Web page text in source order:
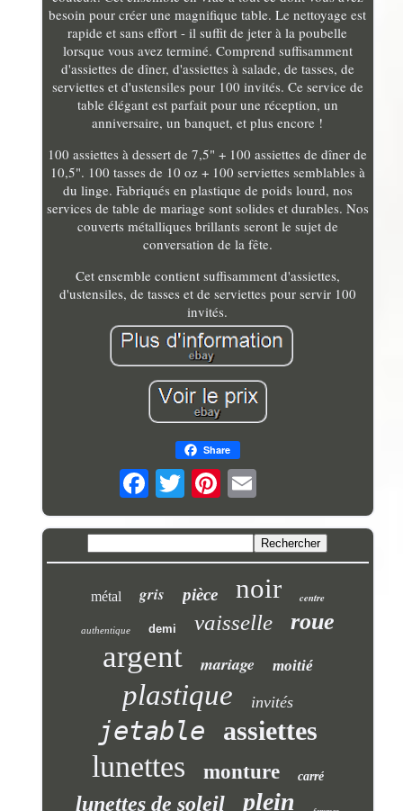
besoin pour créer une magnifique table. Le nettoyage est
rapide et sans effort - il suffit de jeter à la poubelle
lorsque vous avez terminé. Comprend suffisamment
d'assiettes de dîner, d'assiettes à salade, de tasses, de
serviettes et d'ustensiles pour 100 invités. Ce service de
table élégant est parfait pour une réception, un
anniversaire, un banquet, et plus encore !
100 assiettes à dessert de 7,5" + 100 assiettes de dîner de
10,5". 100 tasses de 10 oz + 100 serviettes semblables à
du linge. Fabriqués en plastique de poids lourd, nos
services de table de mariage sont solides et durables. Nos
couverts métalliques brillants seront le sujet de
conversation de la fête.
Cet ensemble contient suffisamment d'assiettes,
d'ustensiles, de tasses et de serviettes pour servir 100
invités.
Share
métal gris pièce noir centre
authentique demi vaisselle roue
argent mariage moitié
plastique invités
jetable assiettes
lunettes monture carré
lunettes de soleil plein